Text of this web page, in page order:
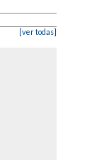
[ver todas]